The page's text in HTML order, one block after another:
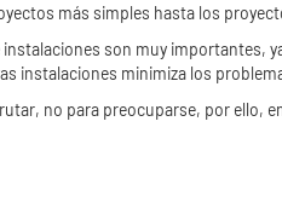
más simples hasta los
son muy importantes,
instalaciones minimiza los
no para preocuparse, por ello,